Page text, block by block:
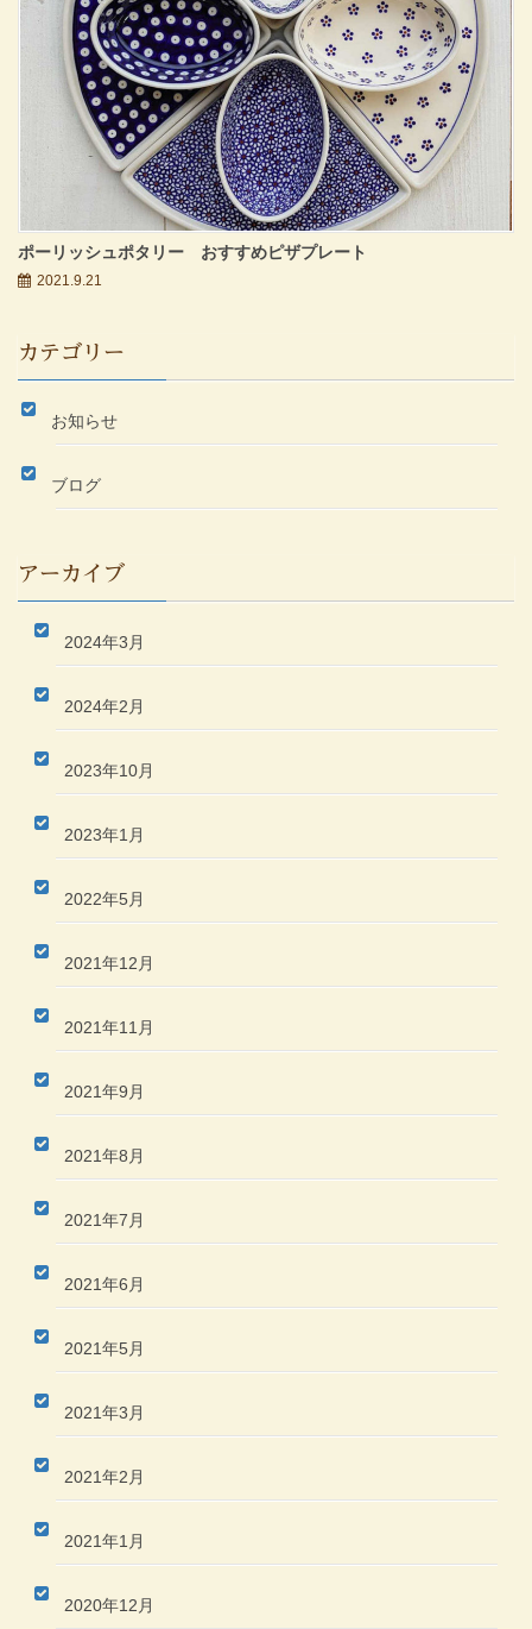
ポーリッシュポタリー おすすめピザプレート
2021.9.21
カテゴリー
お知らせ
ブログ
アーカイブ
2024年3月
2024年2月
2023年10月
2023年1月
2022年5月
2021年12月
2021年11月
2021年9月
2021年8月
2021年7月
2021年6月
2021年5月
2021年3月
2021年2月
2021年1月
2020年12月